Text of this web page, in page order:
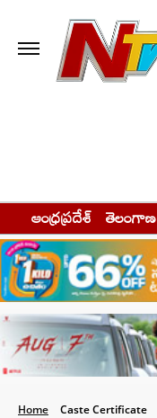
ఆంధ్రప్రదేశ్ తెలంగాణ
Home Caste Certificate